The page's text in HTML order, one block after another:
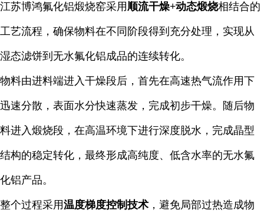
江苏博鸿氟化铝煅烧窑采用顺流干燥+动态煅烧相结合的
工艺流程，确保物料在不同阶段得到充分处理，实现从
湿态滤饼到无水氟化铝成品的连续转化。
物料由进料端进入干燥段后，首先在高速热气流作用下
迅速分散，表面水分快速蒸发，完成初步干燥。随后物
料进入煅烧段，在高温环境下进行深度脱水，完成晶型
结构的稳定转化，最终形成高纯度、低含水率的无水氟
化铝产品。
整个过程采用温度梯度控制技术 ，避免局部过热造成物